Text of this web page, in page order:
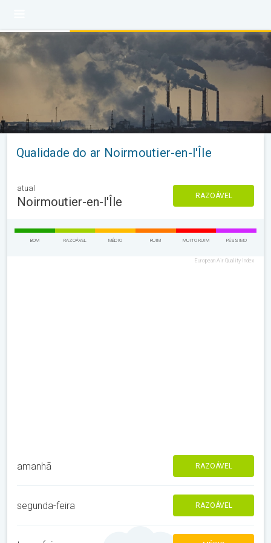
Qualidade do ar Noirmoutier-en-l'Île
atual
Noirmoutier-en-l'Île RAZOÁVEL
BOM RAZOÁVEL MÉDIO RUIM MUITO RUIM PÉSSIMO
European Air Quality Index
amanhã RAZOÁVEL
segunda-feira RAZOÁVEL